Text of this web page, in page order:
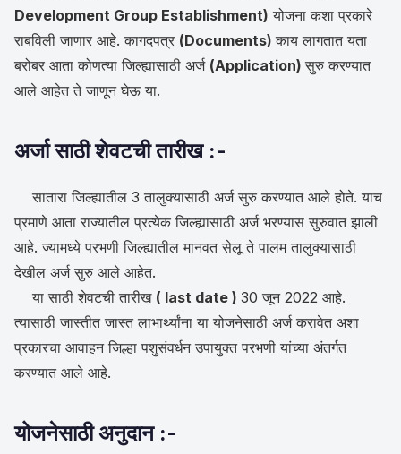
Development Group Establishment) योजना कशा प्रकारे
राबविली जाणार आहे. कागदपत्र (Documents)काय लागतात यता
बरोबर आता कोणत्या जिल्ह्यासाठी अर्ज (Application)सुरु करण्यात
आले आहेत ते जाणून घेऊ या.
अर्जा साठी शेवटची तारीख :-
सातारा जिल्ह्यातील 3 तालुक्यासाठी अर्ज सुरु करण्यात आले होते. याच
प्रमाणे आता राज्यातील प्रत्येक जिल्ह्यासाठी अर्ज भरण्यास सुरुवात झाली
आहे. ज्यामध्ये परभणी जिल्ह्यातील मानवत सेलू ते पालम तालुक्यासाठी
देखील अर्ज सुरु आले आहेत.
या साठी शेवटची तारीख ( last date ) 30 जून 2022 आहे.
त्यासाठी जास्तीत जास्त लाभार्थ्यांना या योजनेसाठी अर्ज करावेत अशा
प्रकारचा आवाहन जिल्हा पशुसंवर्धन उपायुक्त परभणी यांच्या अंतर्गत
करण्यात आले आहे.
योजनेसाठी अनुदान :-